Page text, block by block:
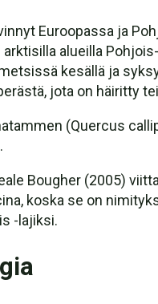
Euroopassa ja
arktisilla alueilla
kesällä ja
jota on häiritty
(Quercus
Bougher (2005)
koska se on
-lajiksi.